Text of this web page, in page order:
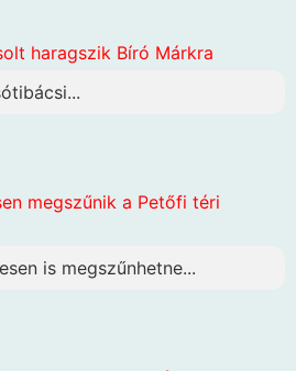
haragszik Bíró Márkra
megszűnik a Petőfi téri
is megszűnhetne...